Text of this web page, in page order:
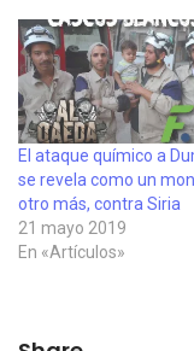
El ataque químico a
se revela como un
otro más, contra Siria
21 mayo 2019
En «Artículos»